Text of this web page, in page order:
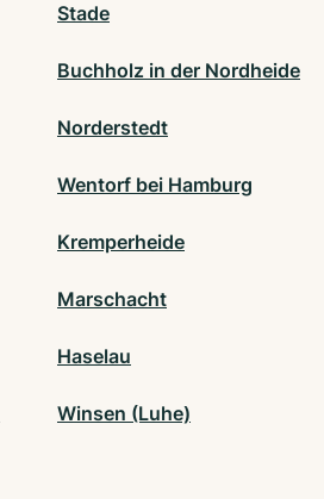
Stade
Buchholz in der Nordheide
Norderstedt
Wentorf bei Hamburg
Kremperheide
Marschacht
Haselau
Winsen (Luhe)